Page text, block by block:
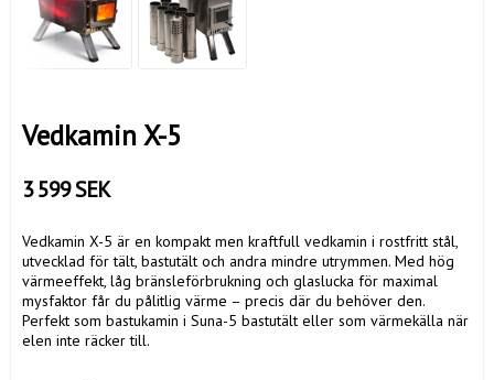
Vedkamin X-5
3 599 SEK
Vedkamin X-5 är en kompakt men kraftfull vedkamin i rostfritt stål,
utvecklad för tält, bastutält och andra mindre utrymmen. Med hög
värmeeffekt, låg bränsleförbrukning och glaslucka för maximal
mysfaktor får du pålitlig värme – precis där du behöver den.
Perfekt som bastukamin i Suna-5 bastutält eller som värmekälla när
elen inte räcker till.